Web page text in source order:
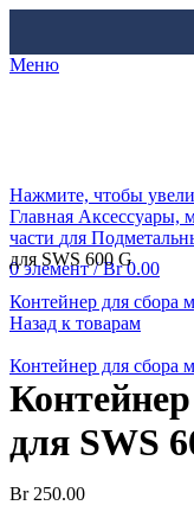
Меню
0элемент / Br0.00
Нажмите, чтобы
Главная Аксессуары,
части для
для SWS 600 G
Контейнер для сбора
Назад к товарам
Контейнер для сбора
для SWS
Br250.00